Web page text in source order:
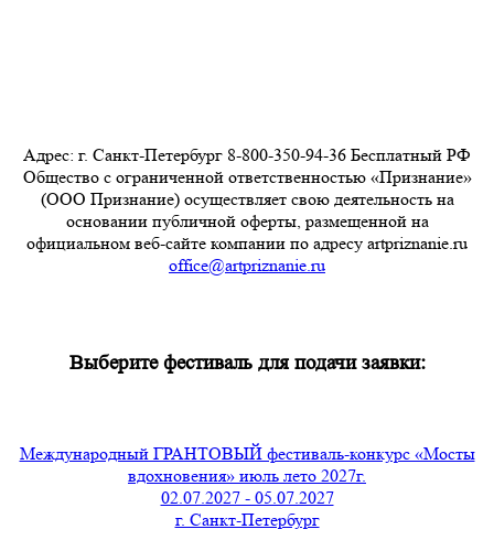
Адрес: г. Санкт-Петербург 8-800-350-94-36 Бесплатный РФ
Общество с ограниченной ответственностью «Признание»
(ООО Признание) осуществляет свою деятельность на
основании публичной оферты, размещенной на
официальном веб-сайте компании по адресу artpriznanie.ru
office@artpriznanie.ru
Выберите фестиваль для подачи заявки:
Международный ГРАНТОВЫЙ фестиваль-конкурс «Мосты
вдохновения» июль лето 2027г.
02.07.2027 - 05.07.2027
г. Санкт-Петербург